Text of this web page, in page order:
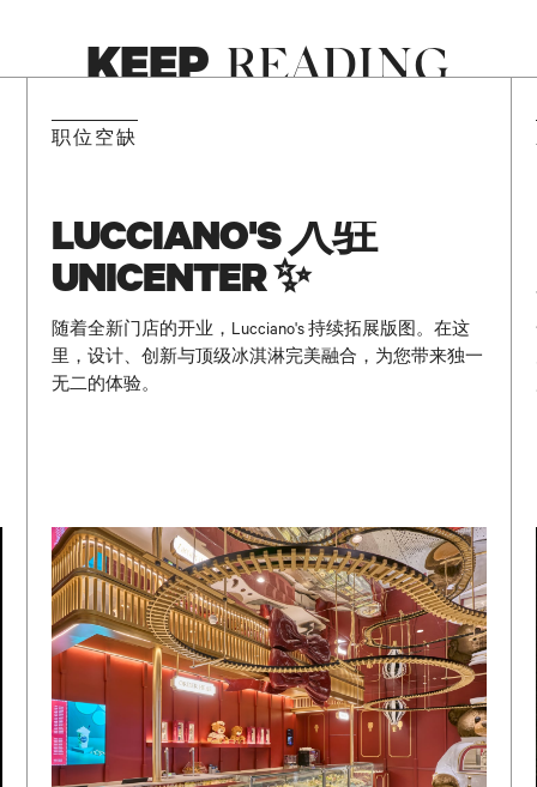
KEEP READING
职位空缺
LUCCIANO'S 入驻
UNICENTER ✨
随着全新门店的开业，Lucciano's 持续拓展版图。在这
里，设计、创新与顶级冰淇淋完美融合，为您带来独一
无二的体验。